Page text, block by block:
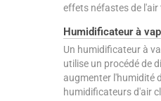
effets néfastes de l'air
Humidificateur à
Un humidificateur à
utilise un procédé de
augmenter l'humidité
humidificateurs d'air